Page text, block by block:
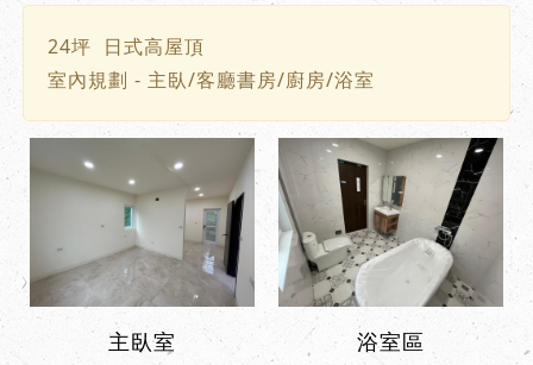
24坪 日式高屋頂
室內規劃 - 主臥/客廳書房/廚房/浴室
主臥室 浴室區